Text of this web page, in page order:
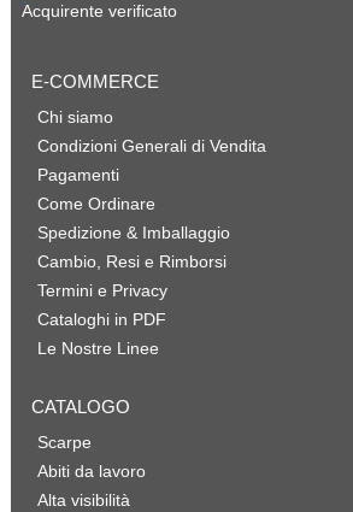
Acquirente verificato
E-COMMERCE
Chi siamo
Condizioni Generali di Vendita
Pagamenti
Come Ordinare
Spedizione & Imballaggio
Cambio, Resi e Rimborsi
Termini e Privacy
Cataloghi in PDF
Le Nostre Linee
CATALOGO
Scarpe
Abiti da lavoro
Alta visibilità